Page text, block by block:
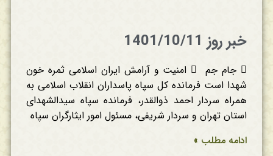
خبر روز 1401/10/11
 جام جم  امنیت و آرامش ایران اسلامی ثمره خون
شهدا است فرمانده کل سپاه پاسداران انقلاب اسلامی به
همراه سردار احمد ذوالقدر، فرمانده سپاه سیدالشهدای
استان تهران و سردار شریفی، مسئول امور ایثارگران سپاه
ادامه مطلب »